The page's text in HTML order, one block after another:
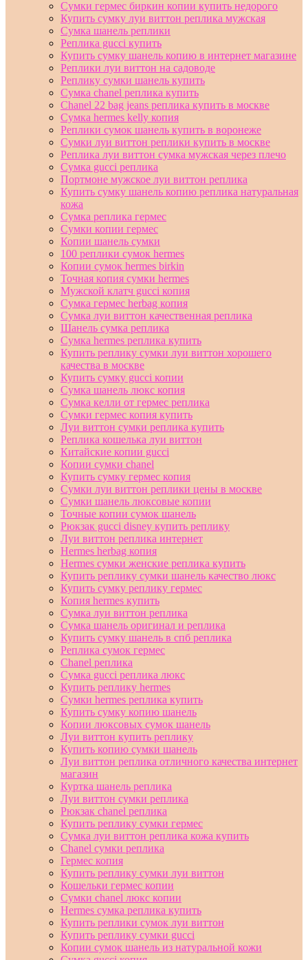
Сумки гермес биркин копии купить недорого
Купить сумку луи виттон реплика мужская
Сумка шанель реплики
Реплика gucci купить
Купить сумку шанель копию в интернет магазине
Реплики луи виттон на садоводе
Реплику сумки шанель купить
Сумка chanel реплика купить
Chanel 22 bag jeans реплика купить в москве
Сумка hermes kelly копия
Реплики сумок шанель купить в воронеже
Сумки луи виттон реплики купить в москве
Реплика луи виттон сумка мужская через плечо
Сумка gucci реплика
Портмоне мужское луи виттон реплика
Купить сумку шанель копию реплика натуральная
кожа
Сумка реплика гермес
Сумки копии гермес
Копии шанель сумки
100 реплики сумок hermes
Копии сумок hermes birkin
Точная копия сумки hermes
Мужской клатч gucci копия
Сумка гермес herbag копия
Сумка луи виттон качественная реплика
Шанель сумка реплика
Сумка hermes реплика купить
Купить реплику сумки луи виттон хорошего
качества в москве
Купить сумку gucci копии
Сумка шанель люкс копия
Сумка келли от гермес реплика
Сумки гермес копия купить
Луи виттон сумки реплика купить
Реплика кошелька луи виттон
Китайские копии gucci
Копии сумки chanel
Купить сумку гермес копия
Сумки луи виттон реплики цены в москве
Сумки шанель люксовые копии
Точные копии сумок шанель
Рюкзак gucci disney купить реплику
Луи виттон реплика интернет
Hermes herbag копия
Hermes сумки женские реплика купить
Купить реплику сумки шанель качество люкс
Купить сумку реплику гермес
Копия hermes купить
Сумка луи виттон реплика
Сумка шанель оригинал и реплика
Купить сумку шанель в спб реплика
Реплика сумок гермес
Chanel реплика
Сумка gucci реплика люкс
Купить реплику hermes
Сумки hermes реплика купить
Купить сумку копию шанель
Копии люксовых сумок шанель
Луи виттон купить реплику
Купить копию сумки шанель
Луи виттон реплика отличного качества интернет
магазин
Куртка шанель реплика
Луи виттон сумки реплика
Рюкзак chanel реплика
Купить реплику сумки гермес
Сумка луи виттон реплика кожа купить
Chanel сумки реплика
Гермес копия
Купить реплику сумки луи виттон
Кошельки гермес копии
Сумки chanel люкс копии
Hermes сумка реплика купить
Купить реплики сумок луи виттон
Купить реплику сумки gucci
Копии сумок шанель из натуральной кожи